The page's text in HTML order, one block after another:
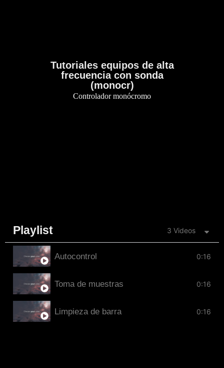
Tutoriales equipos de alta
frecuencia con sonda
(monocr)
Controlador monócromo
Playlist 3 Videos
Autocontrol 0:16
Toma de muestras 0:16
Limpieza de barra 0:16